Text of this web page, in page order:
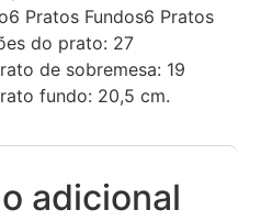
Pratos Fundos6 Pratos
do prato: 27
de sobremesa: 19
fundo: 20,5 cm.
adicional